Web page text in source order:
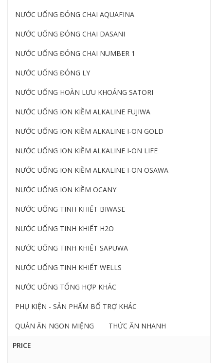
NƯỚC UỐNG ĐÓNG CHAI AQUAFINA
NƯỚC UỐNG ĐÓNG CHAI DASANI
NƯỚC UỐNG ĐÓNG CHAI NUMBER 1
NƯỚC UỐNG ĐÓNG LY
NƯỚC UỐNG HOÀN LƯU KHOÁNG SATORI
NƯỚC UỐNG ION KIỀM ALKALINE FUJIWA
NƯỚC UỐNG ION KIỀM ALKALINE I-ON GOLD
NƯỚC UỐNG ION KIỀM ALKALINE I-ON LIFE
NƯỚC UỐNG ION KIỀM ALKALINE I-ON OSAWA
NƯỚC UỐNG ION KIỀM OCANY
NƯỚC UỐNG TINH KHIẾT BIWASE
NƯỚC UỐNG TINH KHIẾT H2O
NƯỚC UỐNG TINH KHIẾT SAPUWA
NƯỚC UỐNG TINH KHIẾT WELLS
NƯỚC UỐNG TỔNG HỢP KHÁC
PHỤ KIỆN - SẢN PHẨM BỔ TRỢ KHÁC
QUÁN ĂN NGON MIỆNG THỨC ĂN NHANH
PRICE